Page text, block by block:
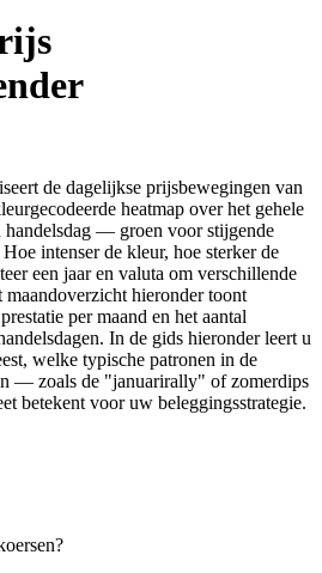
de dagelijkse prijsbewegingen van
heatmap over het gehele
handelsdag — groen voor stijgende
intenser de kleur, hoe sterker de
een jaar en valuta om verschillende
maandoverzicht hieronder toont
per maand en het aantal
In de gids hieronder leert u
welke typische patronen in de
— zoals de "januarirally" of zomerdips
betekent voor uw beleggingsstrategie.